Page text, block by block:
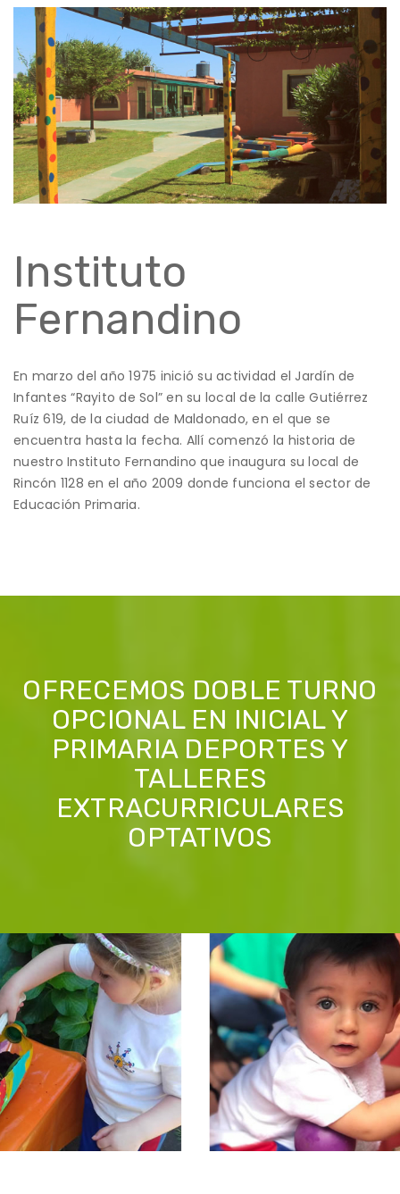
Instituto
Fernandino
En marzo del año 1975 inició su actividad el Jardín de
Infantes “Rayito de Sol” en su local de la calle Gutiérrez
Ruíz 619, de la ciudad de Maldonado, en el que se
encuentra hasta la fecha. Allí comenzó la historia de
nuestro Instituto Fernandino que inaugura su local de
Rincón 1128 en el año 2009 donde funciona el sector de
Educación Primaria.
OFRECEMOS DOBLE TURNO
OPCIONAL EN INICIAL Y
PRIMARIA DEPORTES Y
TALLERES
EXTRACURRICULARES
OPTATIVOS